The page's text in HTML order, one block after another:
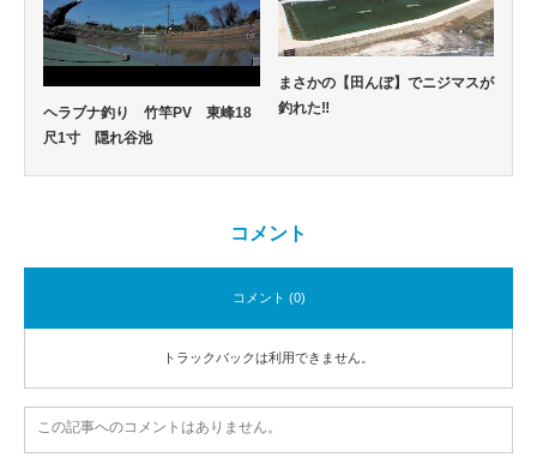
ヘラブナ釣り 竹竿PV 東峰18
尺1寸 隠れ谷池
まさかの【田んぼ】でニジマスが
釣れた‼
コメント
コメント (0)
トラックバックは利用できません。
この記事へのコメントはありません。